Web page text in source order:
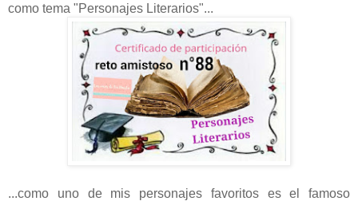
como tema "Personajes Literarios"...
...como uno de mis personajes favoritos es el famoso